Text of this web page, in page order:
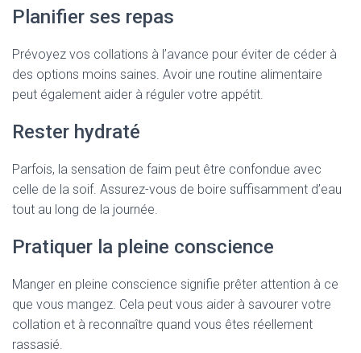
Planifier ses repas
Prévoyez vos collations à l’avance pour éviter de céder à
des options moins saines. Avoir une routine alimentaire
peut également aider à réguler votre appétit.
Rester hydraté
Parfois, la sensation de faim peut être confondue avec
celle de la soif. Assurez-vous de boire suffisamment d’eau
tout au long de la journée.
Pratiquer la pleine conscience
Manger en pleine conscience signifie prêter attention à ce
que vous mangez. Cela peut vous aider à savourer votre
collation et à reconnaître quand vous êtes réellement
rassasié.